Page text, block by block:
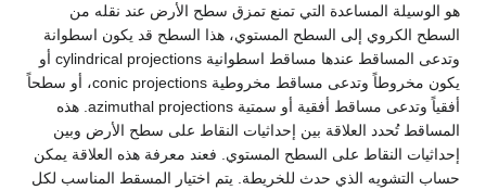
الوسيلة المساعدة التي تمنع تمزق سطح الأرض عند نقله من
الكروي إلى السطح المستوي، هذا السطح قد يكون اسطوانة
وتدعى المساقط عندها مساقط اسطوانية cylindrical projections أو
يكون مخروطاً وتدعى مساقط مخروطية conic projections، أو سطحاً
أفقياً وتدعى مساقط أفقية أو سمتية azimuthal projections. هذه
تُحدد العلاقة بين إحداثيات النقاط على سطح الأرض وبين
النقاط على السطح المستوي. فعند معرفة هذه العلاقة يمكن
التشويه الذي حدث للخريطة. يتم اختيار المسقط المناسب لكل